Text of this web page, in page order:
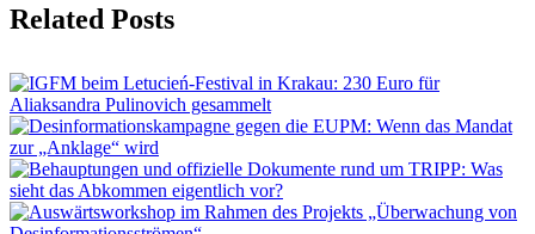
Facebook
X
LinkedIn
Tumblr
Pinterest
Vk
Email
Related Posts